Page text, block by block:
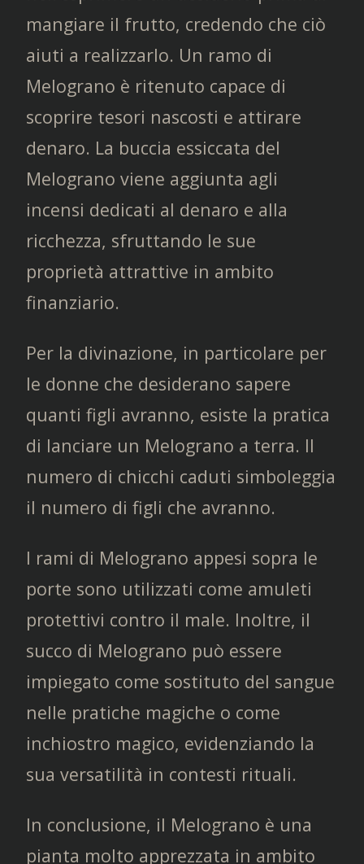
mangiare il frutto, credendo che ciò
aiuti a realizzarlo. Un ramo di
Melograno è ritenuto capace di
scoprire tesori nascosti e attirare
denaro. La buccia essiccata del
Melograno viene aggiunta agli
incensi dedicati al denaro e alla
ricchezza, sfruttando le sue
proprietà attrattive in ambito
finanziario.
Per la divinazione, in particolare per
le donne che desiderano sapere
quanti figli avranno, esiste la pratica
di lanciare un Melograno a terra. Il
numero di chicchi caduti simboleggia
il numero di figli che avranno.
I rami di Melograno appesi sopra le
porte sono utilizzati come amuleti
protettivi contro il male. Inoltre, il
succo di Melograno può essere
impiegato come sostituto del sangue
nelle pratiche magiche o come
inchiostro magico, evidenziando la
sua versatilità in contesti rituali.
In conclusione, il Melograno è una
pianta molto apprezzata in ambito